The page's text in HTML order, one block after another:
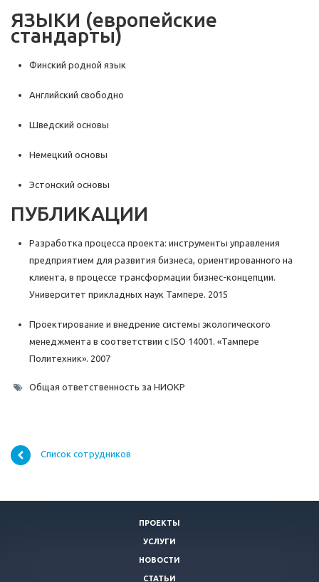
ЯЗЫКИ (европейские
стандарты)
Финский родной язык
Английский свободно
Шведский основы
Немецкий основы
Эстонский основы
ПУБЛИКАЦИИ
Разработка процесса проекта: инструменты управления
предприятием для развития бизнеса, ориентированного на
клиента, в процессе трансформации бизнес-концепции.
Университет прикладных наук Тампере. 2015
Проектирование и внедрение системы экологического
менеджмента в соответствии с ISO 14001. «Тампере
Политехник». 2007
Общая ответственность за НИОКР
Список сотрудников
ПРОЕКТЫ
УСЛУГИ
НОВОСТИ
СТАТЬИ